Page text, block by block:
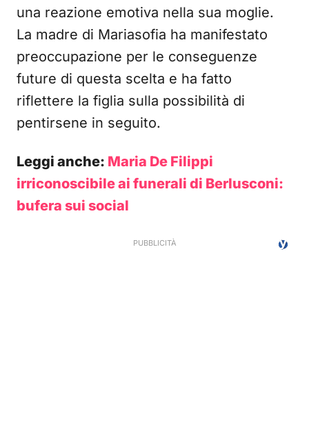
una reazione emotiva nella sua moglie.
La madre di Mariasofia ha manifestato
preoccupazione per le conseguenze
future di questa scelta e ha fatto
riflettere la figlia sulla possibilità di
pentirsene in seguito.
Leggi anche: Maria De Filippi
irriconoscibile ai funerali di Berlusconi:
bufera sui social